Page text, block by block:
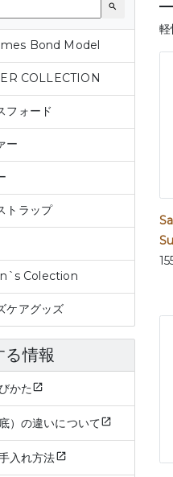
軽
search
Bond Model
COLLECTION
フォード
ー
トラップ
Colection
ケアグッズ
る情報
かた
）の違いについて
入れ方法